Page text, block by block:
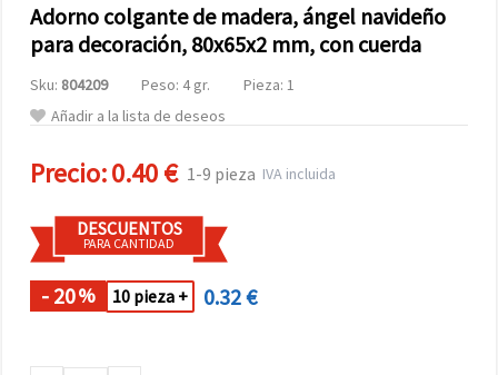
Adorno colgante de madera, ángel navideño
para decoración, 80x65x2 mm, con cuerda
Sku: 804209 Peso: 4 gr.
Pieza: 1
Añadir a la lista de deseos
Precio:0.40 € 1-9 pieza IVA incluida
DESCUENTOS
PARA CANTIDAD
- 20% 10 pieza + 0.32 €